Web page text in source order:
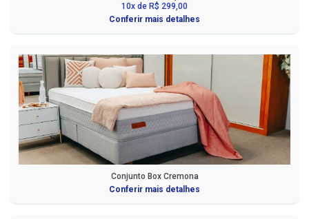
10x de R$ 299,00
Conferir mais detalhes
Conjunto Box Cremona
Conferir mais detalhes